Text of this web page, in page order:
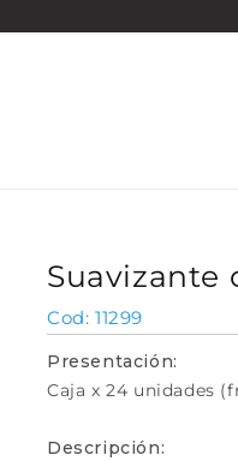
Suavizante
SKU:
11299
Presentación:
Caja x 24 unidades
Descripción: